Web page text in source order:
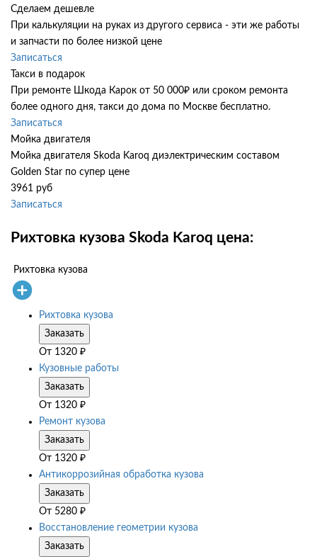
Сделаем дешевле
При калькуляции на руках из другого сервиса - эти же работы
и запчасти по более низкой цене
Записаться
Такси в подарок
При ремонте Шкода Карок от 50 000₽ или сроком ремонта
более одного дня, такси до дома по Москве бесплатно.
Записаться
Мойка двигателя
Мойка двигателя Skoda Karoq диэлектрическим составом
Golden Star по супер цене
3961 руб
Записаться
Рихтовка кузова Skoda Karoq цена:
Рихтовка кузова
Рихтовка кузова
Заказать
От 1320 ₽
Кузовные работы
Заказать
От 1320 ₽
Ремонт кузова
Заказать
От 1320 ₽
Антикоррозийная обработка кузова
Заказать
От 5280 ₽
Восстановление геометрии кузова
Заказать